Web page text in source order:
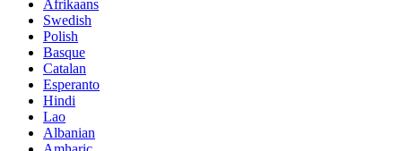
Afrikaans
Swedish
Polish
Basque
Catalan
Esperanto
Hindi
Lao
Albanian